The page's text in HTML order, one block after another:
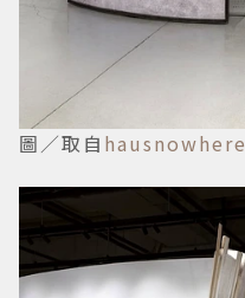
圖／取自 hausnowhere